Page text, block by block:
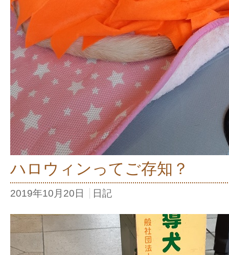
ハロウィンってご存知？
2019年10月20日 日記